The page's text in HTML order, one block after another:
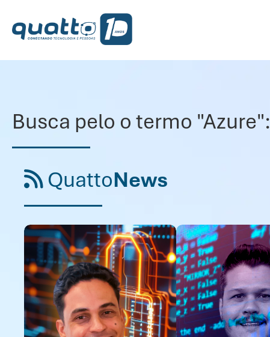
Busca pelo o termo "Azure":
QuattoNews